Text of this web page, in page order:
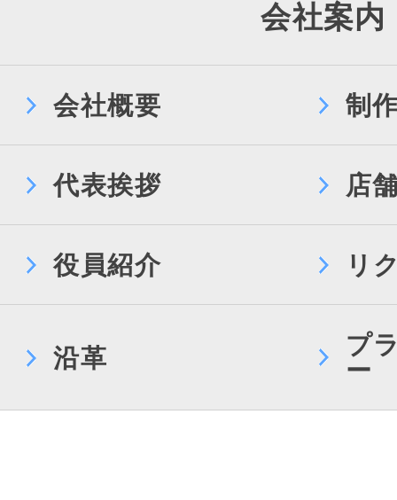
会社案内
会社概要 制
代表挨拶 店
役員紹介 リ
沿革
プ
ー